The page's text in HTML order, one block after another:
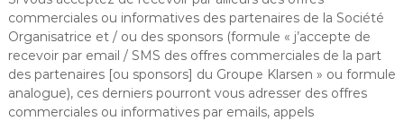
commerciales ou informatives des partenaires de la Société
Organisatrice et / ou des sponsors (formule « j’accepte de
recevoir par email / SMS des offres commerciales de la part
des partenaires [ou sponsors] du Groupe Klarsen » ou formule
analogue), ces derniers pourront vous adresser des offres
commerciales ou informatives par emails, appels